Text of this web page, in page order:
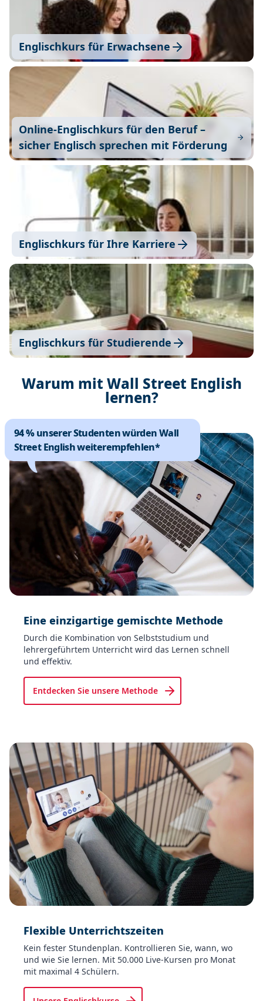
Englischkurs für Erwachsene
Online-Englischkurs für den Beruf –
sicher Englisch sprechen mit Förderung
Englischkurs für Ihre Karriere
Englischkurs für Studierende
Warum mit Wall Street English
lernen?
94 % unserer Studenten würden Wall
Street English weiterempfehlen*
Eine einzigartige gemischte Methode​
Durch die Kombination von Selbststudium und
lehrergeführtem Unterricht wird das Lernen schnell
und effektiv.
Entdecken Sie unsere Methode
Flexible Unterrichtszeiten
Kein fester Stundenplan. Kontrollieren Sie, wann, wo
und wie Sie lernen. Mit 50.000 Live-Kursen pro Monat
mit maximal 4 Schülern.